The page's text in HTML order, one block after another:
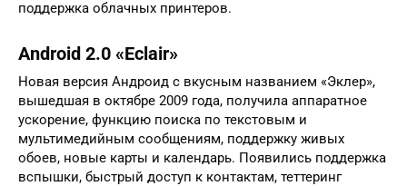
поддержка облачных принтеров.
Android 2.0 «Eclair»
Новая версия Андроид с вкусным названием «Эклер»,
вышедшая в октябре 2009 года, получила аппаратное
ускорение, функцию поиска по текстовым и
мультимедийным сообщениям, поддержку живых
обоев, новые карты и календарь. Появились поддержка
вспышки, быстрый доступ к контактам, теттеринг